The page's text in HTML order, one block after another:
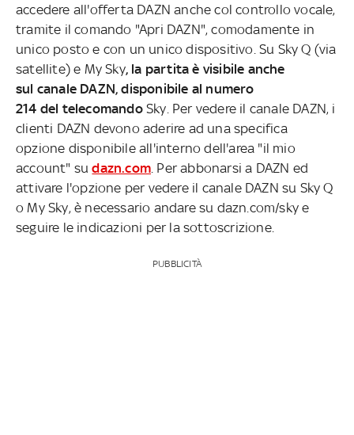
accedere all'offerta DAZN anche col controllo vocale,
tramite il comando "Apri DAZN", comodamente in
unico posto e con un unico dispositivo. Su Sky Q (via
satellite) e My Sky, la partita è visibile anche
sul canale DAZN, disponibile al numero
214 del telecomando Sky. Per vedere il canale DAZN, i
clienti DAZN devono aderire ad una specifica
opzione disponibile all'interno dell'area "il mio
account" sudazn.com . Per abbonarsi a DAZN ed
attivare l'opzione per vedere il canale DAZN su Sky Q
o My Sky, è necessario andare su dazn.com/sky e
seguire le indicazioni per la sottoscrizione.
PUBBLICITÀ